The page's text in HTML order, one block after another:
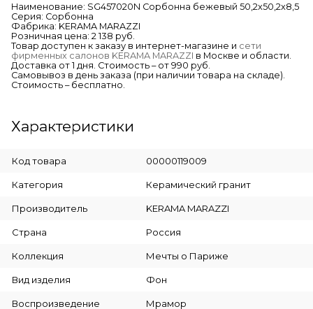
Наименование: SG457020N Сорбонна бежевый 50,2x50,2x8,5
Серия: Сорбонна
Фабрика: KERAMA MARAZZI
Розничная цена: 2 138 руб.
Товар доступен к заказу в интернет-магазине и сети
фирменных салонов KERAMA MARAZZI в Москве и области.
Доставка от 1 дня. Стоимость – от 990 руб.
Самовывоз в день заказа (при наличии товара на складе).
Стоимость – бесплатно.
Характеристики
Код товара 00000119009
Категория Керамический гранит
Производитель KERAMA MARAZZI
Страна Россия
Коллекция Мечты о Париже
Вид изделия Фон
Воспроизведение Мрамор